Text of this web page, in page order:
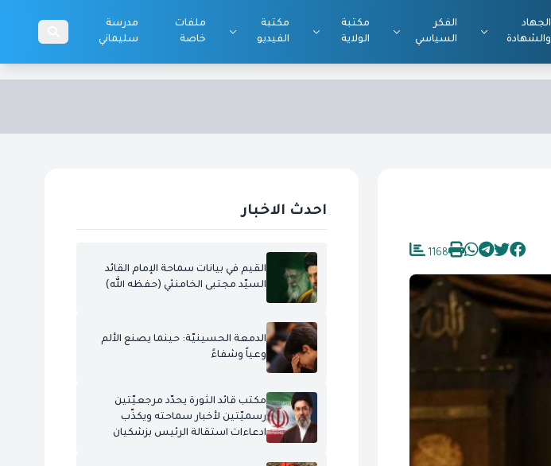
الجهاد
والشهادة
الفكر
السياسي
مكتبة
الولاية
مكتبة
الفيديو
ملفات
خاصة
مدرسة
سليماني
1168
احدث الاخبار
القيم في بيانات سماحة الإمام القائد
السيّد مجتبى الخامنئي (حفظه الله)
الدمعة الحسينيّة: حينما يصنع الألم
وعياً وشفاءً
مكتب قائد الثورة يحدّد مرجعيّتين
رسميّتين لأخبار سماحته ويكذّب
ادعاءات استقالة الرئيس بزشكيان